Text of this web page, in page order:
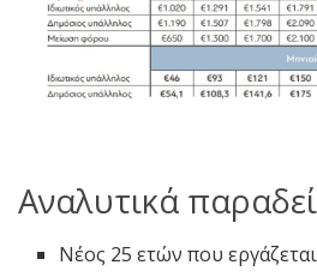
Αναλυτικά
Νέος 25 ετών που